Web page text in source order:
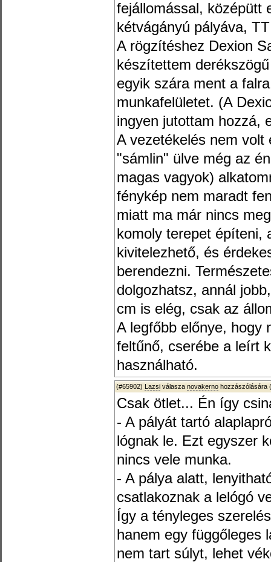
fejállomással, középütt
kétvágányú pályáva,
A rögzítéshez Dexion
készítettem
egyik szára ment a
munkafelületet. (A
ingyen jutottam hozzá,
A vezetékelés nem volt
"sámlin" ülve még az
magas vagyok)
fénykép nem maradt
miatt ma már nincs
komoly terepet építeni,
kivitelezhető, és
berendezni.
dolgozhatsz, annál
cm is elég, csak az
A legfőbb előnye, hogy
feltűnő, cserébe a leírt
használható.
(#65902) Lazsi válasza novakerno hozzászólására (
Csak ötlet... Én így
- A pályát tartó
lógnak le. Ezt egyszer
nincs vele munka.
- A pálya alatt,
csatlakoznak a lelógó
Így a tényleges
hanem egy függőleges
nem tart súlyt, lehet